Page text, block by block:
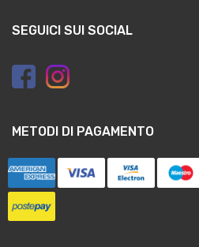
SEGUICI SUI SOCIAL
METODI DI PAGAMENTO